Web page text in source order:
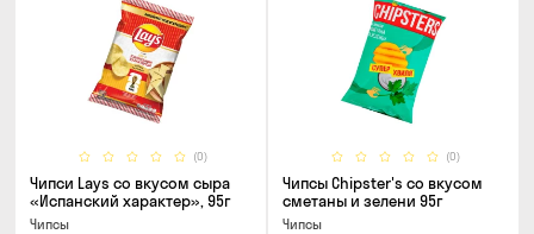
(0)
Чипси Lays со вкусом сыра
«Испанский характер», 95г
Чипсы
(0)
Чипсы Chipster's со вкусом
сметаны и зелени 95г
Чипсы